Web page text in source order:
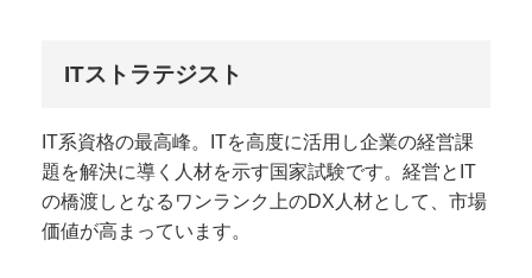
ITストラテジスト
IT系資格の最高峰。ITを高度に活用し企業の経営課
題を解決に導く人材を示す国家試験です。経営とIT
の橋渡しとなるワンランク上のDX人材として、市場
価値が高まっています。